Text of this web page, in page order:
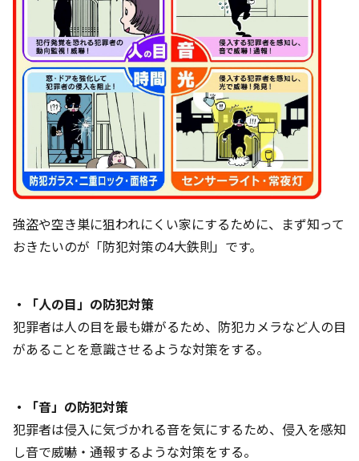
強盗や空き巣に狙われにくい家にするために、まず知って
おきたいのが「防犯対策の4大鉄則」です。
・「人の目」の防犯対策
犯罪者は人の目を最も嫌がるため、防犯カメラなど人の目
があることを意識させるような対策をする。
・「音」の防犯対策
犯罪者は侵入に気づかれる音を気にするため、侵入を感知
し音で威嚇・通報するような対策をする。